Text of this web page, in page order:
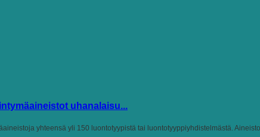
uhanalaisu...
yhteensä yli 150 luontotyypistä tai luontotyyppiyhdistelmästä.